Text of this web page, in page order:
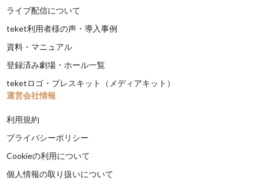
ライブ配信について
teket利用者様の声・導入事例
資料・マニュアル
登録済み劇場・ホール一覧
teketロゴ・プレスキット（メディアキット）
運営会社情報
利用規約
プライバシーポリシー
Cookieの利用について
個人情報の取り扱いについて